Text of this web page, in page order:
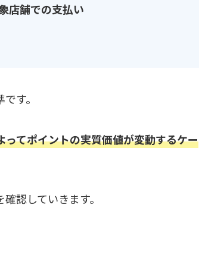
店舗での支払い
す。
てポイントの実質価値が変動するケー
認していきます。